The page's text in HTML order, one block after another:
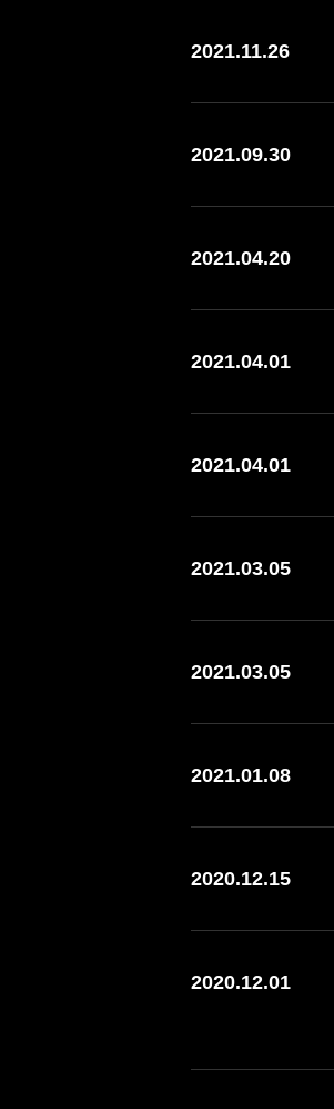
2021.11.26
2021.09.30
2021.04.20
2021.04.01
2021.04.01
2021.03.05
2021.03.05
2021.01.08
2020.12.15
2020.12.01